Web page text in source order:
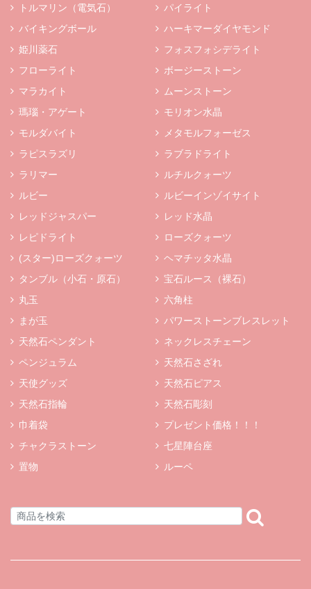
トルマリン（電気石）
パイライト
バイキングボール
ハーキマーダイヤモンド
姫川薬石
フォスフォシデライト
フローライト
ボージーストーン
マラカイト
ムーンストーン
瑪瑙・アゲート
モリオン水晶
モルダバイト
メタモルフォーゼス
ラピスラズリ
ラブラドライト
ラリマー
ルチルクォーツ
ルビー
ルビーインゾイサイト
レッドジャスパー
レッド水晶
レピドライト
ローズクォーツ
(スター)ローズクォーツ
ヘマチッタ水晶
タンブル（小石・原石）
宝石ルース（裸石）
丸玉
六角柱
まが玉
パワーストーンブレスレット
天然石ペンダント
ネックレスチェーン
ペンジュラム
天然石さざれ
天使グッズ
天然石ピアス
天然石指輪
天然石彫刻
巾着袋
プレゼント価格！！！
チャクラストーン
七星陣台座
置物
ルーペ